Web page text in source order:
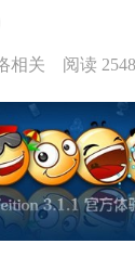
相关 阅读